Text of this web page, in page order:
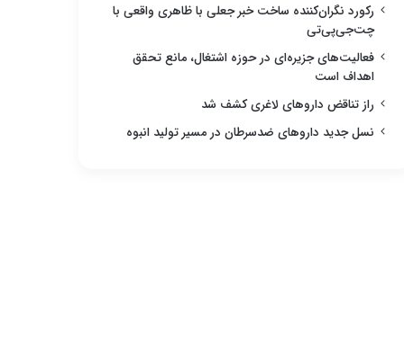
رکورد نگران‌کننده ساخت خبر جعلی با ظاهری واقعی با
چت‌جی‌پی‌تی
فعالیت‌های جزیره‌ای در حوزه اشتغال، مانع تحقق
اهداف است
راز تناقض داروهای لاغری کشف شد
نسل جدید داروهای ضدسرطان در مسیر تولید انبوه